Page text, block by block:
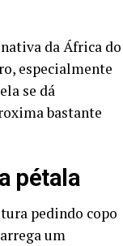
da África do
especialmente
se dá
bastante
pétala
pedindo copo
um